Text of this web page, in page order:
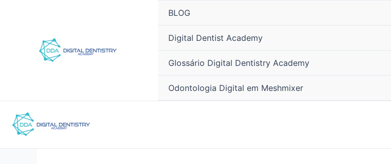
BLOG
Digital Dentist Academy
Glossário Digital Dentistry Academy
Odontologia Digital em Meshmixer